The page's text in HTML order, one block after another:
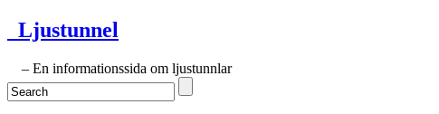
Ljustunnel
– En informationssida om ljustunnlar